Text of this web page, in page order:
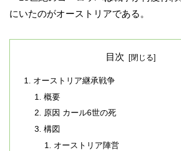
にいたのがオーストリアである。
目次
オーストリア継承戦争
概要
原因 カール6世の死
構図
オーストリア陣営